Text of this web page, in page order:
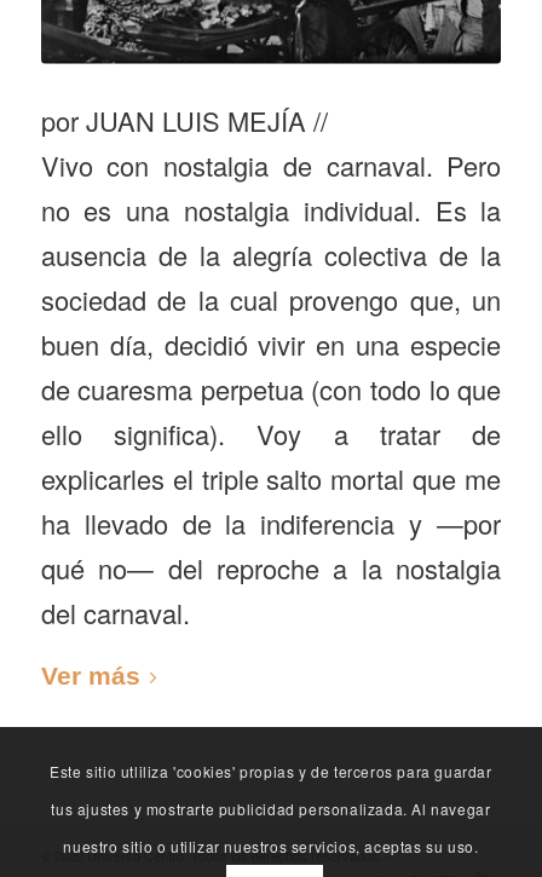
por JUAN LUIS MEJÍA //
Vivo con nostalgia de carnaval. Pero
no es una nostalgia individual. Es la
ausencia de la alegría colectiva de la
sociedad de la cual provengo que, un
buen día, decidió vivir en una especie
de cuaresma perpetua (con todo lo que
ello significa). Voy a tratar de
explicarles el triple salto mortal que me
ha llevado de la indiferencia y —por
qué no— del reproche a la nostalgia
del carnaval.
Ver más
© 2020 Universo Centro. Todos los derechos reservados. -
Este sitio utliliza 'cookies' propias y de terceros para guardar
tus ajustes y mostrarte publicidad personalizada. Al navegar
nuestro sitio o utilizar nuestros servicios, aceptas su uso.